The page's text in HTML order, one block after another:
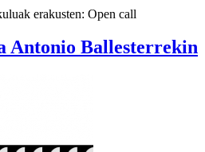
erakusten: Open call
Antonio Ballesterrekin